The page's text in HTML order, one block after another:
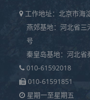
工作地址：北京市海
燕郊基地：河北省
号
秦皇岛基地：河北省
010-61592018
010-61591851
星期一至星期五